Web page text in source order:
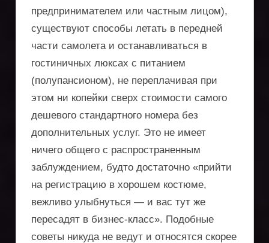
предпринимателем или частным лицом),
существуют способы летать в передней
части самолета и останавливаться в
гостиничных люксах с питанием
(полупансионом), не переплачивая при
этом ни копейки сверх стоимости самого
дешевого стандартного номера без
дополнительных услуг. Это не имеет
ничего общего с распространенным
заблуждением, будто достаточно «прийти
на регистрацию в хорошем костюме,
вежливо улыбнуться — и вас тут же
пересадят в бизнес-класс». Подобные
советы никуда не ведут и относятся скорее